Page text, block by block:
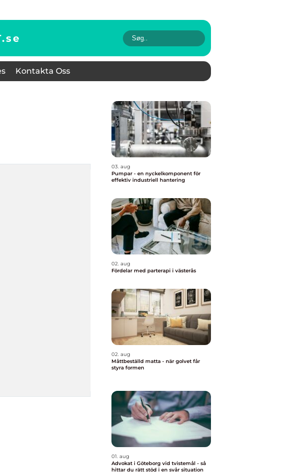
se
Kontakta Oss
03. aug
Pumpar - en nyckelkomponent för
effektiv industriell hantering
02. aug
Fördelar med parterapi i västerås
02. aug
Måttbeställd matta - när golvet får
styra formen
01. aug
Advokat i Göteborg vid tvistemål - så
hittar du rätt stöd i en svår situation